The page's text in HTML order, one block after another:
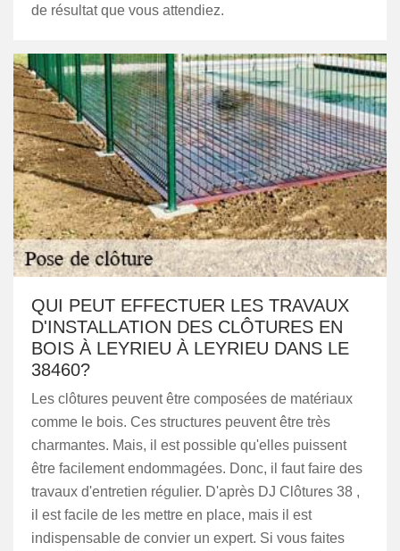
de résultat que vous attendiez.
QUI PEUT EFFECTUER LES TRAVAUX
D'INSTALLATION DES CLÔTURES EN
BOIS À LEYRIEU À LEYRIEU DANS LE
38460?
Les clôtures peuvent être composées de matériaux
comme le bois. Ces structures peuvent être très
charmantes. Mais, il est possible qu'elles puissent
être facilement endommagées. Donc, il faut faire des
travaux d'entretien régulier. D'après DJ Clôtures 38 ,
il est facile de les mettre en place, mais il est
indispensable de convier un expert. Si vous faites